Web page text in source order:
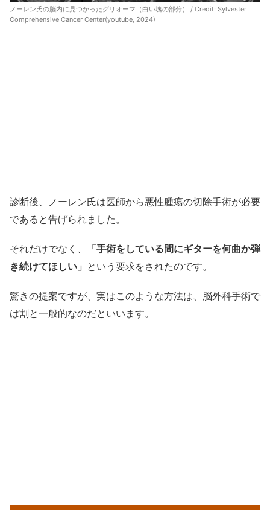
ノーレン氏の脳内に見つかったグリオーマ（白い塊の部分） / Credit: Sylvester
Comprehensive Cancer Center(youtube, 2024)
診断後、ノーレン氏は医師から悪性腫瘍の切除手術が必要
であると告げられました。
それだけでなく、
「手術をしている間にギターを何曲か弾
き続けてほしい」 という要求をされたのです。
驚きの提案ですが、実はこのような方法は、脳外科手術で
は割と一般的なのだといいます。